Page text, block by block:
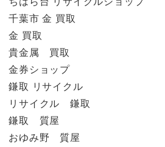
千葉市 金 買取
金 買取
貴金属 買取
金券ショップ
鎌取 リサイクル
リサイクル 鎌取
鎌取 質屋
おゆみ野 質屋